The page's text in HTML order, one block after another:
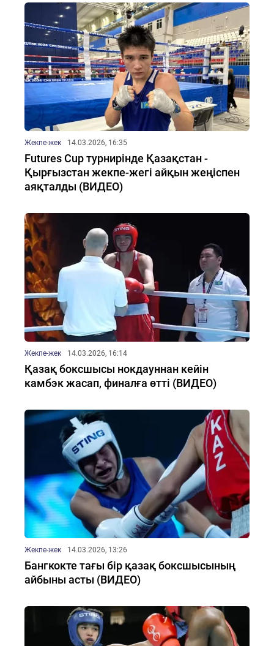
Жекпе-жек 14.03.2026, 16:35
Futures Cup турнирінде Қазақстан -
Қырғызстан жекпе-жегі айқын жеңіспен
аяқталды (ВИДЕО)
Жекпе-жек 14.03.2026, 16:14
Қазақ боксшысы нокдауннан кейін
камбэк жасап, финалға өтті (ВИДЕО)
Жекпе-жек 14.03.2026, 13:26
Бангкокте тағы бір қазақ боксшысының
айбыны асты (ВИДЕО)